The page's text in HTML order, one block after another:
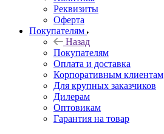
Реквизиты
Оферта
Покупателям
Назад
Покупателям
Оплата и доставка
Корпоративным клиентам
Для крупных заказчиков
Дилерам
Оптовикам
Гарантия на товар